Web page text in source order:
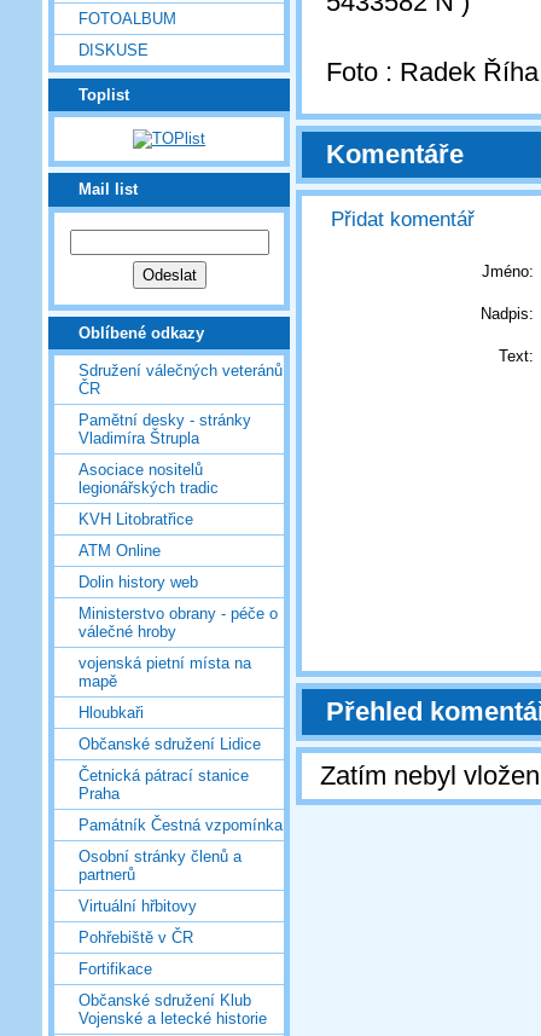
FOTOALBUM
DISKUSE
Toplist
Mail list
Oblíbené odkazy
Sdružení válečných veteránů
ČR
Pamětní desky - stránky
Vladimíra Štrupla
Asociace nositelů
legionářských tradic
KVH Litobratřice
ATM Online
Dolin history web
Ministerstvo obrany - péče o
válečné hroby
vojenská pietní místa na
mapě
Hloubkaři
Občanské sdružení Lidice
Četnická pátrací stanice
Praha
Památník Čestná vzpomínka
Osobní stránky členů a
partnerů
Virtuální hřbitovy
Pohřebiště v ČR
Fortifikace
Občanské sdružení Klub
Vojenské a letecké historie
Foto : Radek
Komentáře
Přidat komentář
Jméno:
Nadpis:
Text:
Přehled
Zatím nebyl